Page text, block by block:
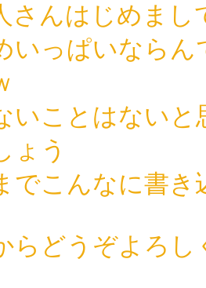
さんはじめまし
いっぱいなら
いことはない
ょう
でこんなに書
らどうぞよろ